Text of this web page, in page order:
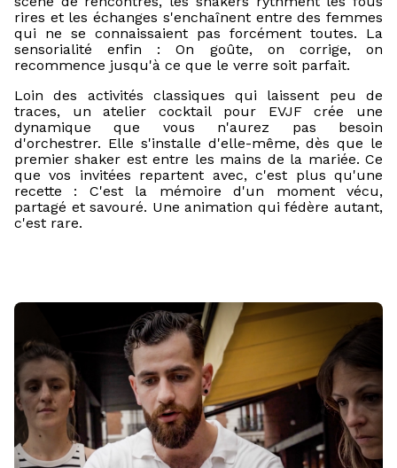
rires et les échanges s'enchaînent entre des femmes
qui ne se connaissaient pas forcément toutes. La
sensorialité enfin : On goûte, on corrige, on
recommence jusqu'à ce que le verre soit parfait.
Loin des activités classiques qui laissent peu de
traces, un atelier cocktail pour EVJF crée une
dynamique que vous n'aurez pas besoin
d'orchestrer. Elle s'installe d'elle-même, dès que le
premier shaker est entre les mains de la mariée. Ce
que vos invitées repartent avec, c'est plus qu'une
recette : C'est la mémoire d'un moment vécu,
partagé et savouré. Une animation qui fédère autant,
c'est rare.